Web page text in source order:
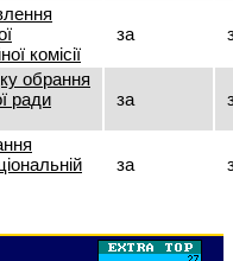
комісії
за
обрання
ради
за
за